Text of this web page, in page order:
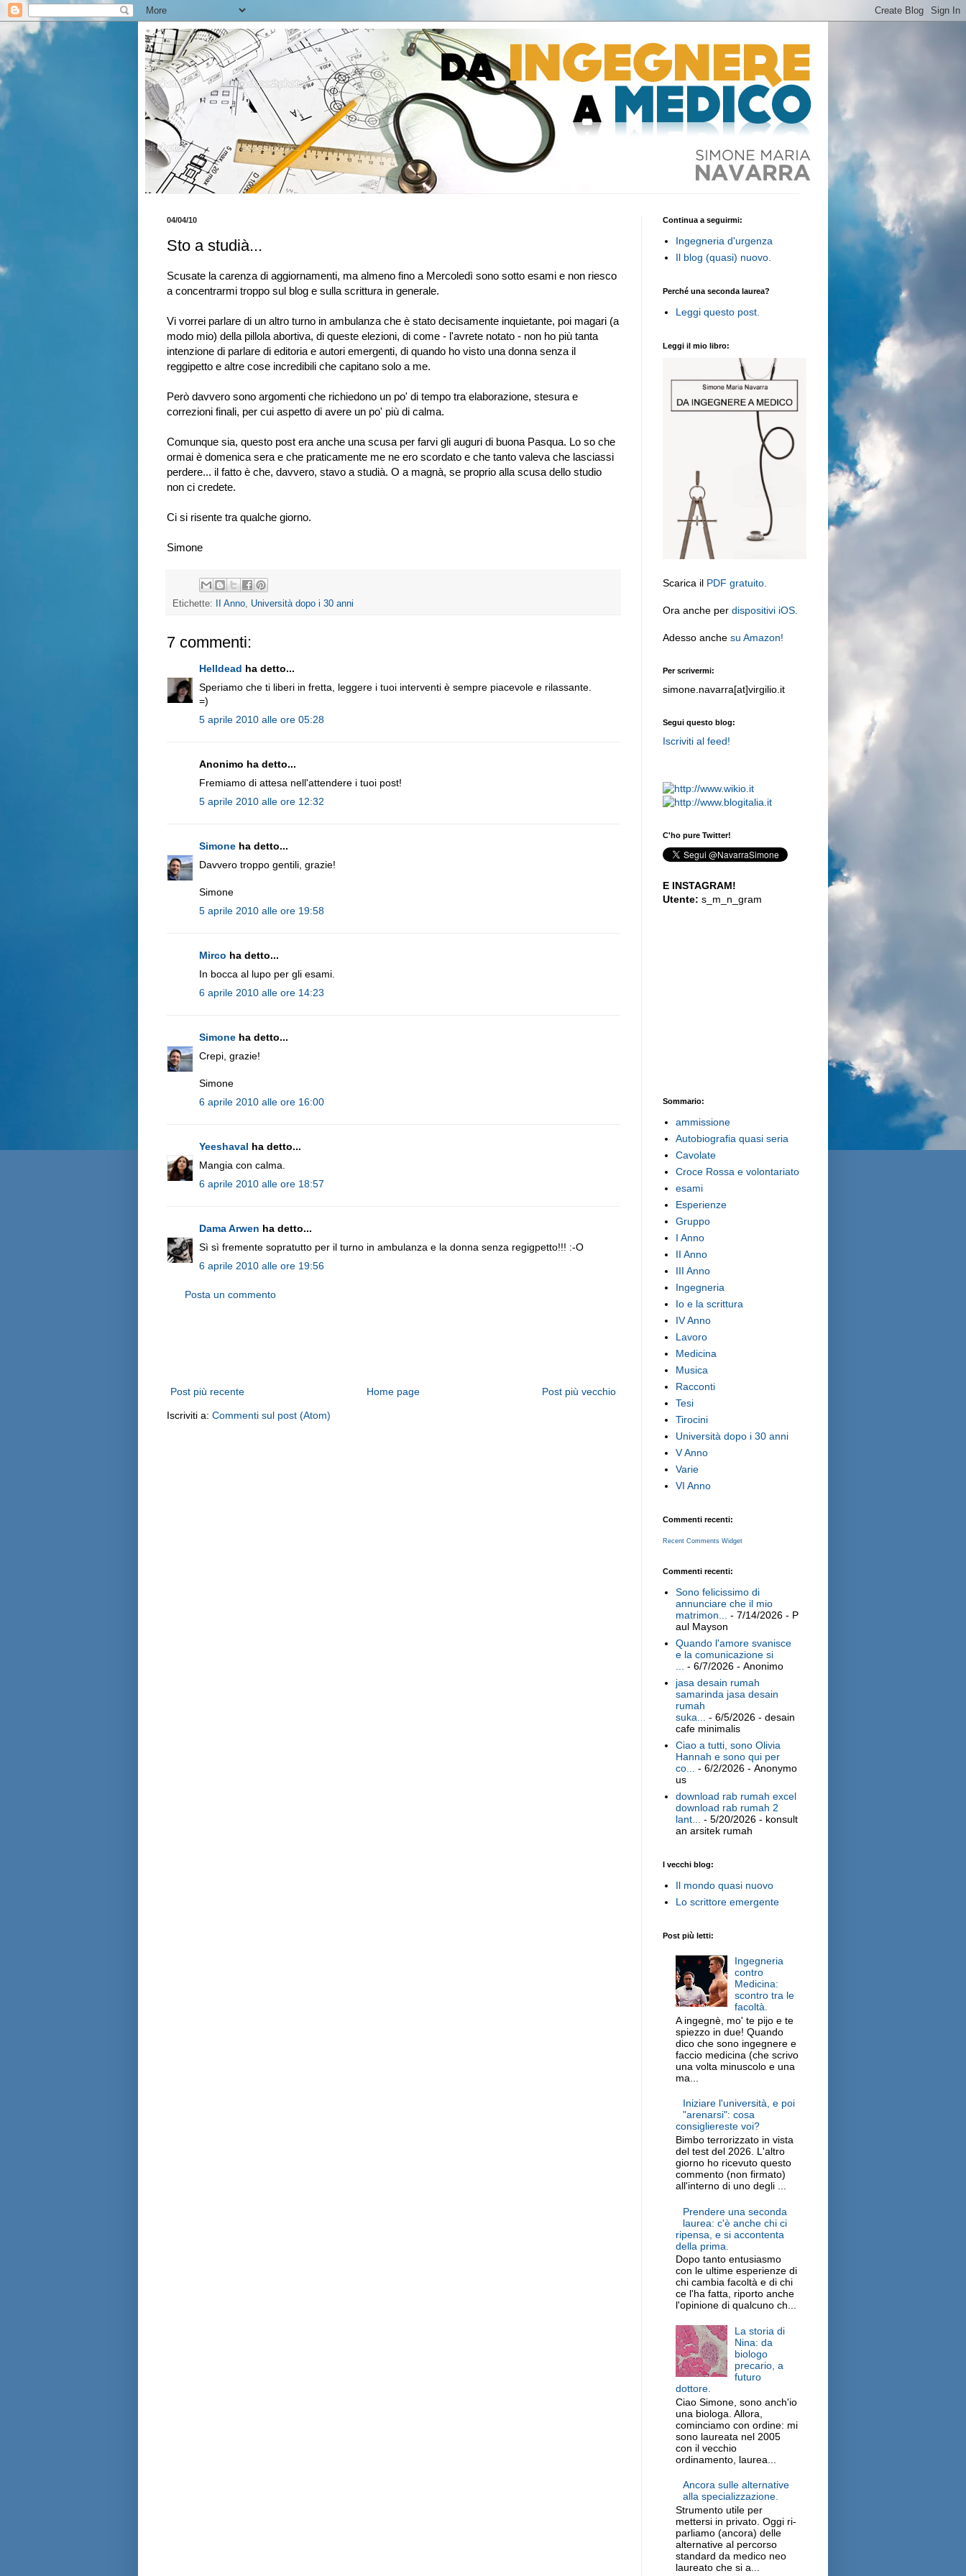
04/04/10
Sto a studià...
Scusate la carenza di aggiornamenti, ma almeno fino a Mercoledì sono sotto esami e non riesco
a concentrarmi troppo sul blog e sulla scrittura in generale.
Vi vorrei parlare di un altro turno in ambulanza che è stato decisamente inquietante, poi magari (a
modo mio) della pillola abortiva, di queste elezioni, di come - l'avrete notato - non ho più tanta
intenzione di parlare di editoria e autori emergenti, di quando ho visto una donna senza il
reggipetto e altre cose incredibili che capitano solo a me.
Però davvero sono argomenti che richiedono un po' di tempo tra elaborazione, stesura e
correzioni finali, per cui aspetto di avere un po' più di calma.
Comunque sia, questo post era anche una scusa per farvi gli auguri di buona Pasqua. Lo so che
ormai è domenica sera e che praticamente me ne ero scordato e che tanto valeva che lasciassi
perdere... il fatto è che, davvero, stavo a studià. O a magnà, se proprio alla scusa dello studio
non ci credete.
Ci si risente tra qualche giorno.
Simone
Etichette: II Anno Università dopo i 30 anni
7 commenti:
Helldead ha detto...
Speriamo che ti liberi in fretta, leggere i tuoi interventi è sempre piacevole e rilassante.
=)
5 aprile 2010 alle ore 05:28
Anonimo ha detto...
Fremiamo di attesa nell'attendere i tuoi post!
5 aprile 2010 alle ore 12:32
Simone ha detto...
Davvero troppo gentili, grazie!
Simone
5 aprile 2010 alle ore 19:58
Mirco ha detto...
In bocca al lupo per gli esami.
6 aprile 2010 alle ore 14:23
Simone ha detto...
Crepi, grazie!
Simone
6 aprile 2010 alle ore 16:00
Yeeshaval ha detto...
Mangia con calma.
6 aprile 2010 alle ore 18:57
Dama Arwen ha detto...
Sì sì fremente sopratutto per il turno in ambulanza e la donna senza regigpetto!!! :-O
6 aprile 2010 alle ore 19:56
Posta un commento
Post più recente Post più vecchio
Home page
Iscriviti a: Commenti sul post (Atom)
Continua a seguirmi:
Ingegneria d'urgenza
Il blog (quasi) nuovo.
Perché una seconda laurea?
Leggi questo post.
Leggi il mio libro:
Scarica il PDF gratuito.
Ora anche per dispositivi iOS.
Adesso anche su Amazon!
Per scrivermi:
simone.navarra[at]virgilio.it
Segui questo blog:
Iscriviti al feed!
C'ho pure Twitter!
E INSTAGRAM!
Utente: s_m_n_gram
Sommario:
ammissione
Autobiografia quasi seria
Cavolate
Croce Rossa e volontariato
esami
Esperienze
Gruppo
I Anno
II Anno
III Anno
Ingegneria
Io e la scrittura
IV Anno
Lavoro
Medicina
Musica
Racconti
Tesi
Tirocini
Università dopo i 30 anni
V Anno
Varie
VI Anno
Commenti recenti:
Recent Comments Widget
Commenti recenti:
Sono felicissimo di
annunciare che il mio
matrimon...
- 7/14/2026- P
aul Mayson
Quando l'amore svanisce
e la comunicazione si
- 6/7/2026- Anonimo
jasa desain rumah
samarinda jasa desain
rumah
suka...
- 6/5/2026- desain
cafe minimalis
Ciao a tutti, sono Olivia
Hannah e sono qui per
co...
- 6/2/2026- Anonymo
us
download rab rumah excel
download rab rumah 2
lant...
- 5/20/2026- konsult
an arsitek rumah
I vecchi blog:
Il mondo quasi nuovo
Lo scrittore emergente
Post più letti:
Ingegneria
contro
Medicina:
scontro tra le
facoltà.
A ingegnè, mo' te pijo e te
spiezzo in due! Quando
dico che sono ingegnere e
faccio medicina (che scrivo
una volta minuscolo e una
ma...
Iniziare l'università, e poi
"arenarsi": cosa
consigliereste voi?
Bimbo terrorizzato in vista
del test del 2026. L'altro
giorno ho ricevuto questo
commento (non firmato)
all'interno di uno degli ...
Prendere una seconda
laurea: c'è anche chi ci
ripensa, e si accontenta
della prima.
Dopo tanto entusiasmo
con le ultime esperienze di
chi cambia facoltà e di chi
ce l'ha fatta, riporto anche
l'opinione di qualcuno ch...
La storia di
Nina: da
biologo
precario, a
futuro
dottore.
Ciao Simone, sono anch'io
una biologa. Allora,
cominciamo con ordine: mi
sono laureata nel 2005
con il vecchio
ordinamento, laurea...
Ancora sulle alternative
alla specializzazione.
Strumento utile per
mettersi in privato. Oggi ri-
parliamo (ancora) delle
alternative al percorso
standard da medico neo
laureato che si a...